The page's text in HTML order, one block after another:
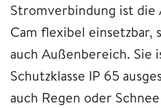
Stromverbindung ist die
Cam flexibel einsetzbar,
auch Außenbereich. Sie
Schutzklasse IP 65
auch Regen oder